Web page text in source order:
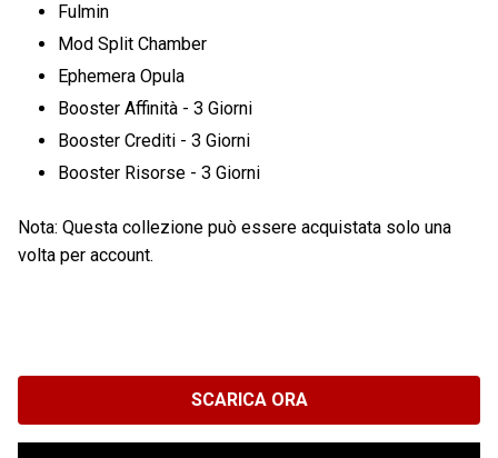
Fulmin
Mod Split Chamber
Ephemera Opula
Booster Affinità - 3 Giorni
Booster Crediti - 3 Giorni
Booster Risorse - 3 Giorni
Nota: Questa collezione può essere acquistata solo una
volta per account.
SCARICA ORA